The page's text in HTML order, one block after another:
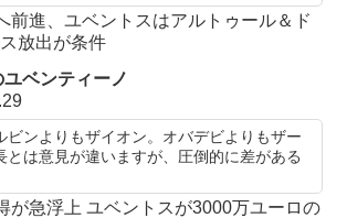
前進、ユベントスはアルトゥール＆ド
放出が条件
ベンティーノ
ビンよりもザイオン。オバデビよりもザー
とは意見が違いますが、圧倒的に差がある
が急浮上 ユベントスが3000万ユーロの